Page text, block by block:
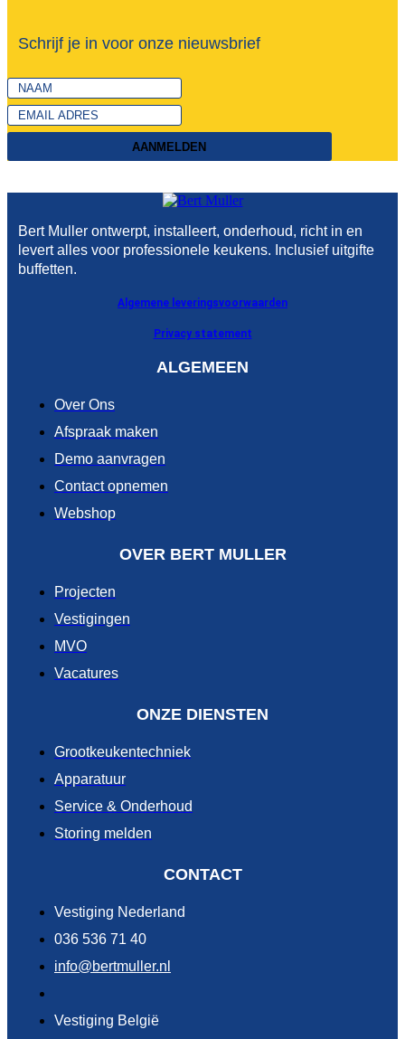
Schrijf je in voor onze nieuwsbrief
AANMELDEN
Bert Muller ontwerpt, installeert, onderhoud, richt in en
levert alles voor professionele keukens. Inclusief uitgifte
buffetten.
Algemene leveringsvoorwaarden
Privacy statement
ALGEMEEN
Over Ons
Afspraak maken
Demo aanvragen
Contact opnemen
Webshop
OVER BERT MULLER
Projecten
Vestigingen
MVO
Vacatures
ONZE DIENSTEN
Grootkeukentechniek
Apparatuur
Service & Onderhoud
Storing melden
CONTACT
Vestiging Nederland
036 536 71 40
info@bertmuller.nl
Vestiging België